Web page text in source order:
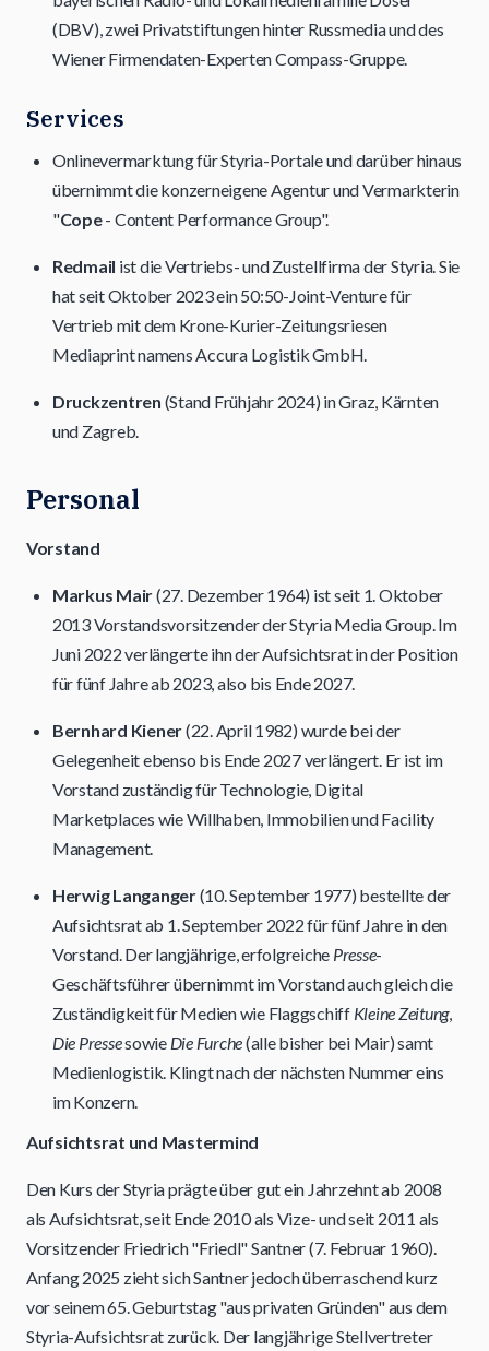
(DBV), zwei Privatstiftungen hinter Russmedia und des
Wiener Firmendaten-Experten Compass-Gruppe.
Services
Onlinevermarktung für Styria-Portale und darüber hinaus
übernimmt die konzerneigene Agentur und Vermarkterin
"Cope- Content Performance Group".
Redmail ist die Vertriebs- und Zustellfirma der Styria. Sie
hat seit Oktober 2023 ein 50:50-Joint-Venture für
Vertrieb mit dem Krone-Kurier-Zeitungsriesen
Mediaprint namens Accura Logistik GmbH.
Druckzentren (Stand Frühjahr 2024) in Graz, Kärnten
und Zagreb.
Personal
Vorstand
Markus Mair(27. Dezember 1964) ist seit 1. Oktober
2013 Vorstandsvorsitzender der Styria Media Group. Im
Juni 2022 verlängerte ihn der Aufsichtsrat in der Position
für fünf Jahre ab 2023, also bis Ende 2027.
Bernhard Kiener(22. April 1982) wurde bei der
Gelegenheit ebenso bis Ende 2027 verlängert. Er ist im
Vorstand zuständig für Technologie, Digital
Marketplaces wie Willhaben, Immobilien und Facility
Management.
Herwig Langanger(10. September 1977) bestellte der
Aufsichtsrat ab 1. September 2022 für fünf Jahre in den
Vorstand. Der langjährige, erfolgreiche Presse-
Geschäftsführer übernimmt im Vorstand auch gleich die
Zuständigkeit für Medien wie Flaggschiff Kleine Zeitung,
Die Pressesowie Die Furche(alle bisher bei Mair) samt
Medienlogistik. Klingt nach der nächsten Nummer eins
im Konzern.
Aufsichtsrat und Mastermind
Den Kurs der Styria prägte über gut ein Jahrzehnt ab 2008
als Aufsichtsrat, seit Ende 2010 als Vize- und seit 2011 als
Vorsitzender Friedrich "Friedl" Santner (7. Februar 1960).
Anfang 2025 zieht sich Santner jedoch überraschend kurz
vor seinem 65. Geburtstag "aus privaten Gründen" aus dem
Styria-Aufsichtsrat zurück. Der langjährige Stellvertreter